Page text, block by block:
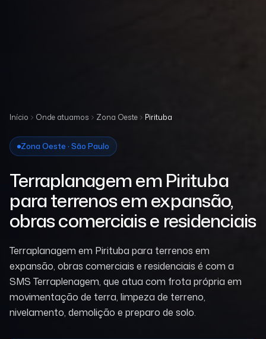
Início Onde atuamos Zona Oeste Pirituba
Zona Oeste · São Paulo
Terraplanagem em Pirituba
para terrenos em expansão,
obras comerciais e residenciais
Terraplanagem em Pirituba para terrenos em
expansão, obras comerciais e residenciais é com a
SMS Terraplenagem, que atua com frota própria em
movimentação de terra, limpeza de terreno,
nivelamento, demolição e preparo de solo.